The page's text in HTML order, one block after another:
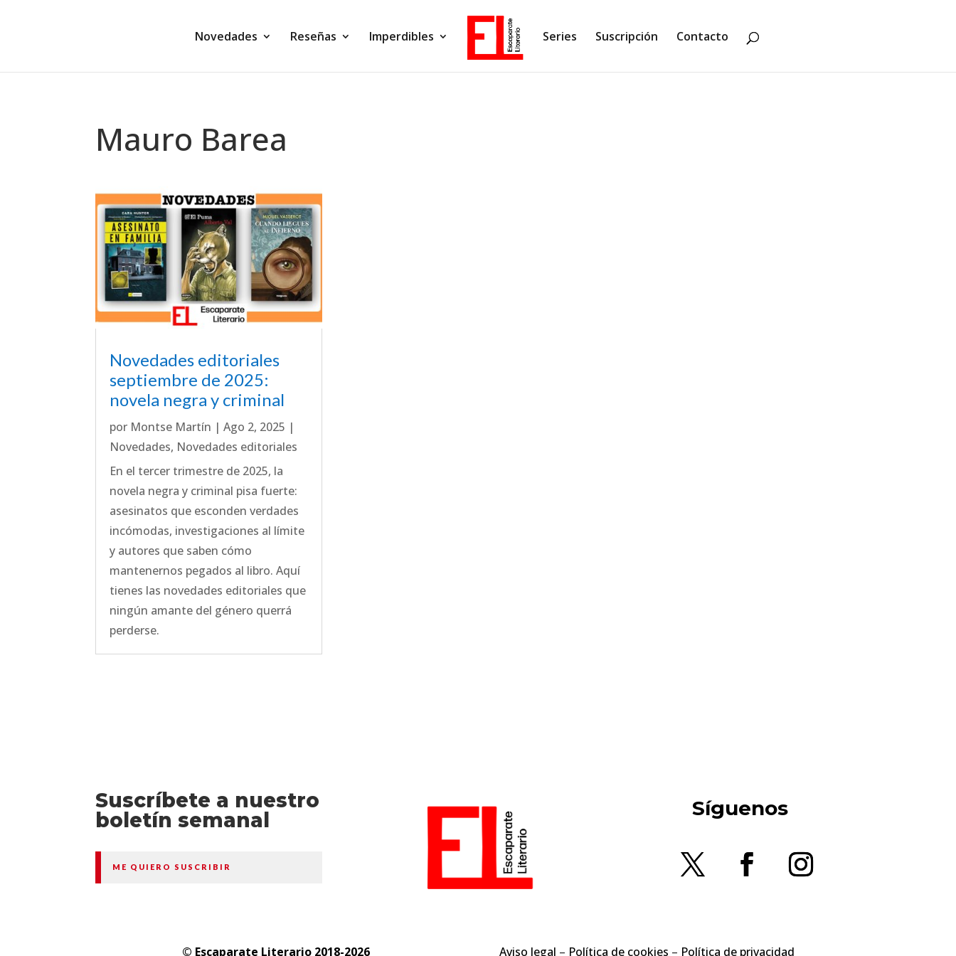
Novedades Reseñas Imperdibles Series Suscripción Contacto
Mauro Barea
Novedades editoriales
septiembre de 2025:
novela negra y criminal
por Montse Martín |Ago 2, 2025 |
Novedades, Novedades editoriales
En el tercer trimestre de 2025, la
novela negra y criminal pisa fuerte:
asesinatos que esconden verdades
incómodas, investigaciones al límite
y autores que saben cómo
mantenernos pegados al libro. Aquí
tienes las novedades editoriales que
ningún amante del género querrá
perderse.
Suscríbete a nuestro
boletín semanal
ME QUIERO SUSCRIBIR
Síguenos
© Escaparate Literario 2018-2026 Aviso legal – Política de cookies – Política de privacidad